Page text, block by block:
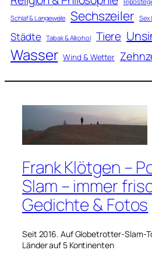
Schlaf & Langeweile Sechszeiler Sex
Städte Tabak & Alkohol Tiere
Wasser Wind & Wetter
Frank Klötgen –
Slam – immer
Gedichte & Fotos
Seit 2016. Auf Globetrotter-Slam-
Länder auf 5 Kontinenten